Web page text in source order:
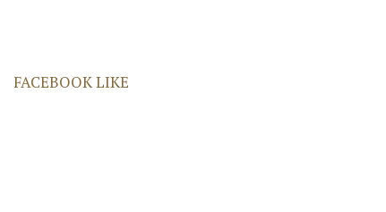
FACEBOOK LIKE